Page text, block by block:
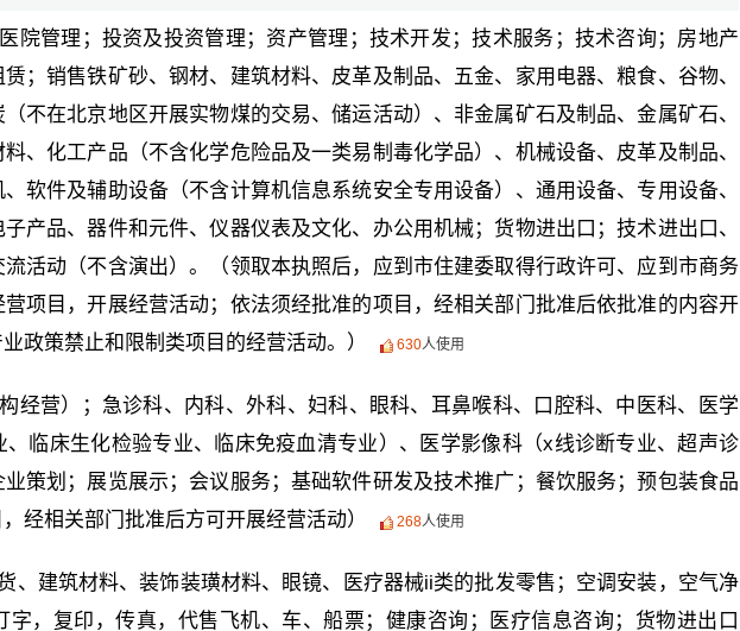
院管理；投资及投资管理；资产管理；技术开发；技术服务；技术咨询；房地产
；销售铁矿砂、钢材、建筑材料、皮革及制品、五金、家用电器、粮食、谷物、
不在北京地区开展实物煤的交易、储运活动）、非金属矿石及制品、金属矿石、
、化工产品（不含化学危险品及一类易制毒化学品）、机械设备、皮革及制品、
软件及辅助设备（不含计算机信息系统安全专用设备）、通用设备、专用设备、
产品、器件和元件、仪器仪表及文化、办公用机械；货物进出口；技术进出口、
活动（不含演出）。（领取本执照后，应到市住建委取得行政许可、应到市商务
项目，开展经营活动；依法须经批准的项目，经相关部门批准后依批准的内容开
政策禁止和限制类项目的经营活动。）
630人使用
经营）；急诊科、内科、外科、妇科、眼科、耳鼻喉科、口腔科、中医科、医学
临床生化检验专业、临床免疫血清专业）、医学影像科（x线诊断专业、超声诊
策划；展览展示；会议服务；基础软件研发及技术推广；餐饮服务；预包装食品
经相关部门批准后方可开展经营活动）
268人使用
、建筑材料、装饰装璜材料、眼镜、医疗器械ii类的批发零售；空调安装，空气净
字，复印，传真，代售飞机、车、船票；健康咨询；医疗信息咨询；货物进出口